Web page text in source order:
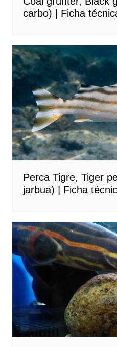
carbo) | Ficha
Perca Tigre, Tiger
jarbua) | Ficha